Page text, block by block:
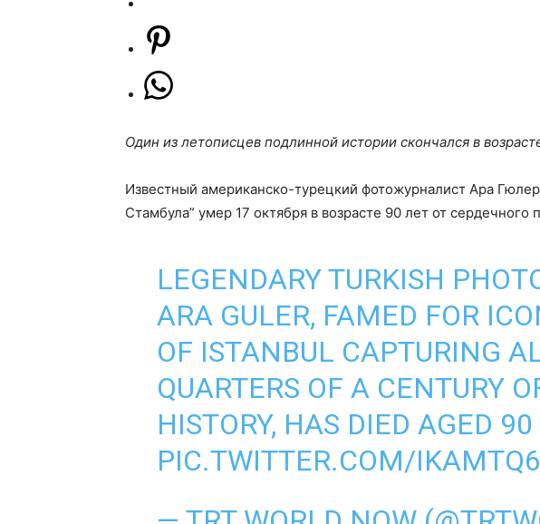
Один из летописцев подлинной истории скончался в
Известный американско-турецкий фотожурналист Ара
Стамбула” умер 17 октября в возрасте 90 лет от сердечного
LEGENDARY TURKISH
ARA GULER, FAMED FOR
OF ISTANBUL CAPTURING
QUARTERS OF A CENTURY
HISTORY, HAS DIED AGED 90
PIC.TWITTER.COM/